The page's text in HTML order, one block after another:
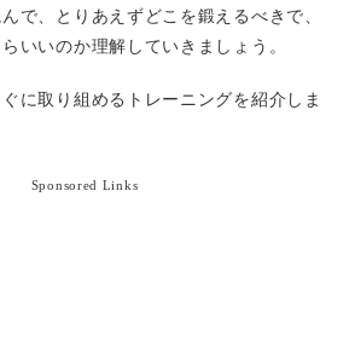
で、とりあえずどこを鍛えるべきで、
いいのか理解していきましょう。
に取り組めるトレーニングを紹介しま
Sponsored Links